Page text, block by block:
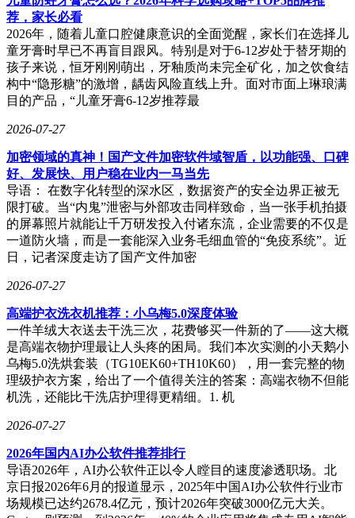
荐，家长必看
2026年，随着儿童口腔健康意识的全面觉醒，家长们在选择儿
童牙膏时早已不再盲目跟风。特别是对于6-12岁处于替牙期的
孩子来说，恒牙刚刚萌出，牙釉质尚未完全矿化，加之饮食结
构中“隐形糖”的激增，龋齿风险直线上升。面对市面上琳琅满
目的产品，“儿童牙膏6-12岁推荐最
2026-07-27
加密领域的真神！国产文件加密软件域智盾，以功能强、口碑
好、发展快、用户稳在业内一马当先
导语： 在数字化转型的深水区，数据资产的安全边界正被无
限打破。当“内鬼”泄密与外部攻击同样致命，当一张手机拍摄
的屏幕照片就能让千万研发投入付诸东流，企业需要的不仅是
一道防火墙，而是一套能深入业务毛细血管的“免疫系统”。近
日，记者深度走访了国产文件加密
2026-07-27
高端护衣洗衣机推荐：小乌梅5.0深度体验
一件羊绒大衣送去干洗三次，花费够买一件新的了——这大概
是高端衣物护理最让人头疼的困局。我们本次实测的小天鹅小
乌梅5.0洗烘套装（TG10EK60+TH10K60），用一套完整的物
理级护衣方案，给出了一个值得关注的答案：高端衣物不但能
机洗，还能比干洗店护理得更精细。1. 机
2026-07-27
2026年国内AI办公软件推荐排行
导语2026年，AI办公软件正以令人瞠目的速度渗透职场。北
京日报2026年6月的报道显示，2025年中国AI办公软件行业市
场规模已达约2678.4亿元，预计2026年突破3000亿元大关。